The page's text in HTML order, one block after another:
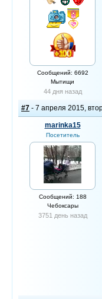
Сообщений: 6692
Мытищи
44 дня назад
#7 - 7 апреля 2015,
marinka15
Посетитель
Сообщений: 188
Чебоксары
3751 день назад